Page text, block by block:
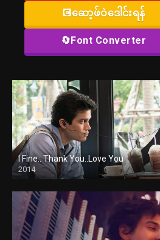
💽ဆော့ဖ်ဝဲဒေါင်းရန်
🔄Font Converter
I Fine.. Thank You..Love You
2014